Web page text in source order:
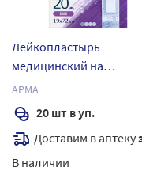
Лейкопластырь
медицинский на
полимерной основе
прозрачный 19х72 мм 20
шт.
АРМА
20 шт в уп.
Доставим в аптеку
В наличии